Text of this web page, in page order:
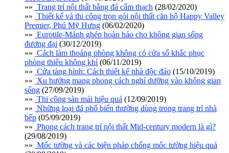
»» Trang trí nội thất bằng đá cẩm thạch (28/02/2020)
»» Thiết kế và thi công trọn gói nội thất căn hộ Happy Valley
Premier, Phú Mỹ Hưng (06/02/2020)
»» Eurotile-Mảnh ghép hoàn hảo cho không gian sống
đương đại (30/12/2019)
»» Cách làm thoáng phòng không có cửa sổ khắc phục
phòng thiếu không khí(06/11/2019)
»» Cửa tàng hình: Cách thiết kế nhà độc đáo (15/10/2019)
»» Xu hướng mang phong cách nghỉ dưỡng vào không gian
sống (27/09/2019)
»» Thi công sàn mái hiệu quả (12/09/2019)
»» Những loại đá phổ biến thường dùng trong trang trí nhà
bếp (05/09/2019)
»» Phong cách trang trí nội thất Mid-century modern là gì?
(29/08/2019)
»» Mốc tường và các biện pháp chống mốc tường hiệu quả